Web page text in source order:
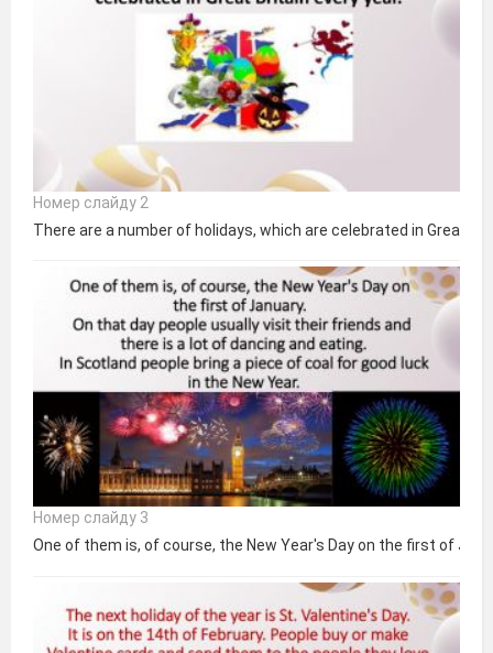
Номер слайду 2
There are a number of holidays, which are celebrated in Great
Номер слайду 3
One of them is, of course, the New Year's Day on the first of